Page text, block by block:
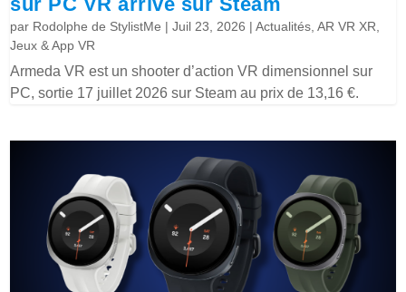
par Rodolphe de StylistMe |Juil 23, 2026 |Actualités ,AR VR XR
Jeux & App VR
Armeda VR est un shooter d’action VR dimensionnel sur
PC, sortie 17 juillet 2026 sur Steam au prix de 13,16 €.